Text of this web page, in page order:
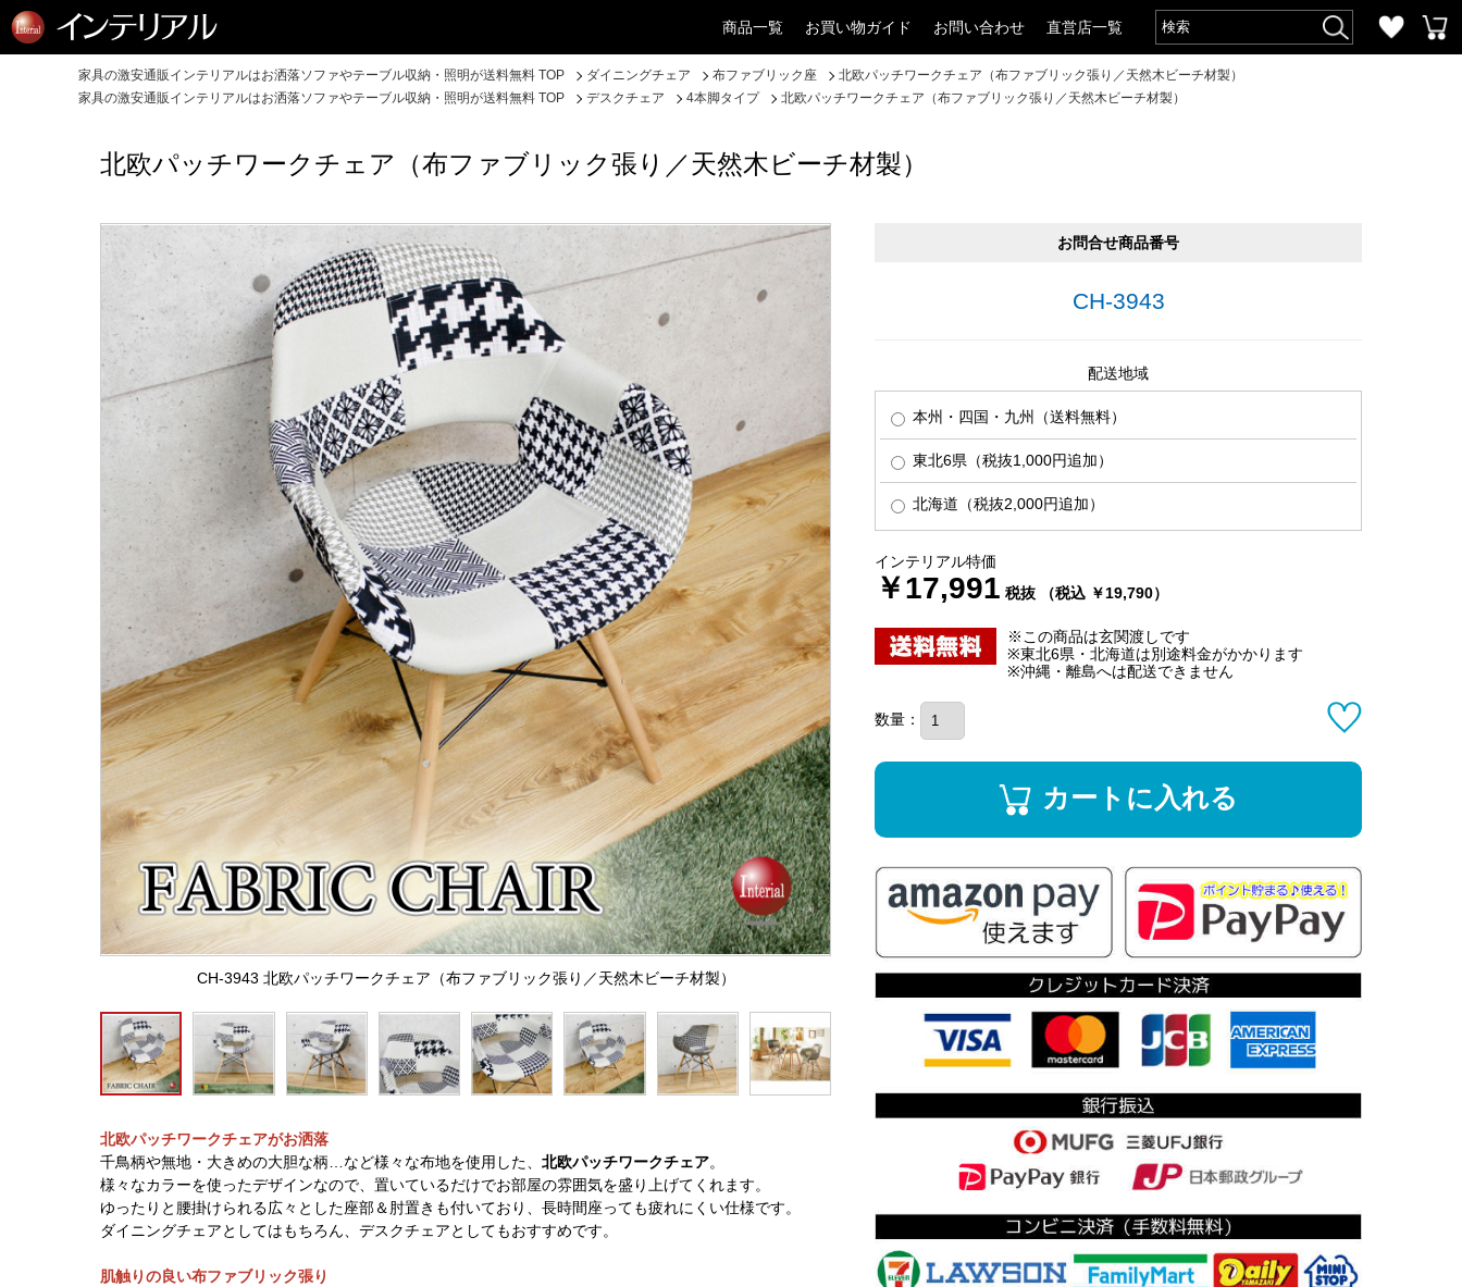
商品一覧 お買い物ガイド お問い合わせ 直営店一覧
家具の激安通販インテリアルはお洒落ソファやテーブル収納・照明が送料無料 TOP ダイニングチェア 布ファブリック座
北欧パッチワークチェア（布ファブリック張り／天然木ビーチ材製）
家具の激安通販インテリアルはお洒落ソファやテーブル収納・照明が送料無料 TOP
デスクチェア 4本脚タイプ 北欧パッチワークチェア（布ファブリック張り／天然木ビーチ材製）
北欧パッチワークチェア（布ファブリック張り／天然木ビーチ材製）
CH-3943 北欧パッチワークチェア（布ファブリック張り／天然木ビーチ材製）
北欧パッチワークチェアがお洒落
千鳥柄や無地・大きめの大胆な柄…など様々な布地を使用した、 北欧パッチワークチェア。
様々なカラーを使ったデザインなので、置いているだけでお部屋の雰囲気を盛り上げてくれます。
ゆったりと腰掛けられる広々とした座部＆肘置きも付いており、長時間座っても疲れにくい仕様です。
ダイニングチェアとしてはもちろん、デスクチェアとしてもおすすめです。
肌触りの良い布ファブリック張り
お問合せ商品番号
CH-3943
配送地域
本州・四国・九州（送料無料）
東北6県（税抜1,000円追加）
北海道（税抜2,000円追加）
インテリアル特価
￥17,991 税抜 （税込 ￥19,790）
※この商品は玄関渡しです
※東北6県・北海道は別途料金がかかります
※沖縄・離島へは配送できません
数量：
カートに入れる